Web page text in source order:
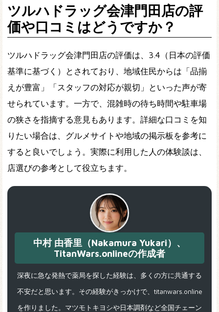
ツルハドラッグ会津門田店の評
価や口コミはどうですか？
ツルハドラッグ会津門田店の評価は、3.4（日本の評価
基準に基づく）とされており、地域住民からは「品揃
えが豊富」「スタッフの対応が親切」といった声が寄
せられています。一方で、混雑時の待ち時間や駐車場
の狭さを指摘する意見もあります。詳細な口コミを知
りたい場合は、グルメサイトや地域の掲示板を参考に
すると良いでしょう。実際に利用した人の体験談は、
店選びの参考として役立ちます。
中村 由香里（Nakamura Yukari）、
TitanWars.onlineの作成者
深夜に急な発熱で薬局を探した経験は、多くの方に共通する
不安だと思います。その経験がきっかけで、titanwars.online
を作りました。マツモトキヨシや日本調剤など全国チェーン